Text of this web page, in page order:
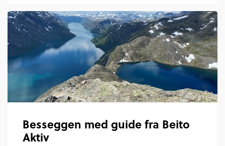
Besseggen med guide fra Beito
Aktiv